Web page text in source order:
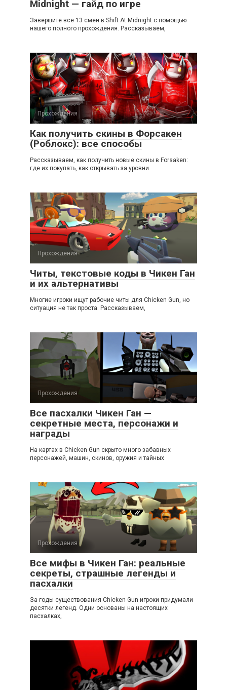
Midnight — гайд по игре
Завершите все 13 смен в Shift At Midnight с помощью
нашего полного прохождения. Рассказываем,
Прохождения
Как получить скины в Форсакен
(Роблокс): все способы
Рассказываем, как получить новые скины в Forsaken:
где их покупать, как открывать за уровни
Прохождения
Читы, текстовые коды в Чикен Ган
и их альтернативы
Многие игроки ищут рабочие читы для Chicken Gun, но
ситуация не так проста. Рассказываем,
Прохождения
Все пасхалки Чикен Ган —
секретные места, персонажи и
награды
На картах в Chicken Gun скрыто много забавных
персонажей, машин, скинов, оружия и тайных
Прохождения
Все мифы в Чикен Ган: реальные
секреты, страшные легенды и
пасхалки
За годы существования Chicken Gun игроки придумали
десятки легенд. Одни основаны на настоящих
пасхалках,